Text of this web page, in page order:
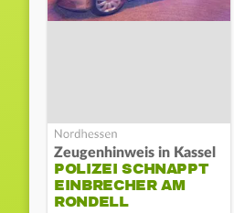
Zeugenhinweis in Kassel
POLIZEI SCHNAPPT
EINBRECHER AM
RONDELL